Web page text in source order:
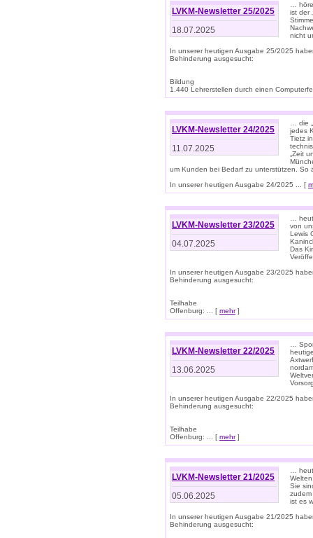
LVKM-Newsletter 25/2025
18.07.2025
…
ist der
nicht
In unserer heutigen Ausgabe 25/2025
Behinderung ausgesucht:
Bildung
1.440 Lehrerstellen durch einen
LVKM-Newsletter 24/2025
11.07.2025
… die
jedes
Tietz
„Zeit
um Kunden bei Bedarf zu unterstützen.
In unserer heutigen Ausgabe 24/2025 ... [
LVKM-Newsletter 23/2025
04.07.2025
…
von
Lewis
Das
In unserer heutigen Ausgabe 23/2025
Behinderung ausgesucht:
Teilhabe
Offenburg: ... [ mehr]
LVKM-Newsletter 22/2025
13.06.2025
…
In unserer heutigen Ausgabe 22/2025
Behinderung ausgesucht:
Teilhabe
Offenburg: ... [ mehr]
LVKM-Newsletter 21/2025
05.06.2025
…
Sie
ist es
In unserer heutigen Ausgabe 21/2025
Behinderung ausgesucht: